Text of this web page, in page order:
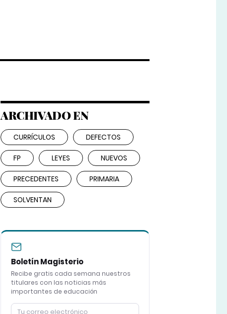
ARCHIVADO EN
CURRÍCULOS DEFECTOS
FP LEYES NUEVOS
PRECEDENTES PRIMARIA
SOLVENTAN
Boletín Magisterio
Recibe gratis cada semana nuestros
titulares con las noticias más
importantes de educación